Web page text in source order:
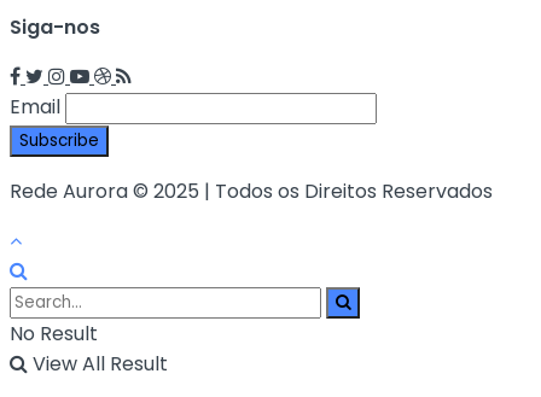
Siga-nos
Email
Rede Aurora © 2025 | Todos os Direitos Reservados
No Result
View All Result